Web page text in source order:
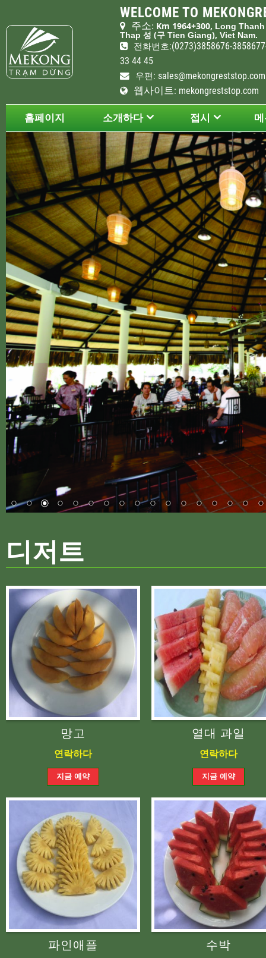
WELCOME TO
주소: Km 1964+300, Long
Thap 성 (구 Tien Giang), Viet Nam.
전화번호:(0273)3858676-
33 44 45
우편 :
웹사이트: mekongreststop.com
홈페이지 소개하다 접시
디저트
망고
연락하다
열대 과일
연락하다
파인애플 수박